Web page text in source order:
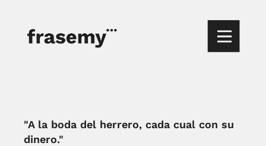
"A la boda del herrero, cada cual con su
dinero."